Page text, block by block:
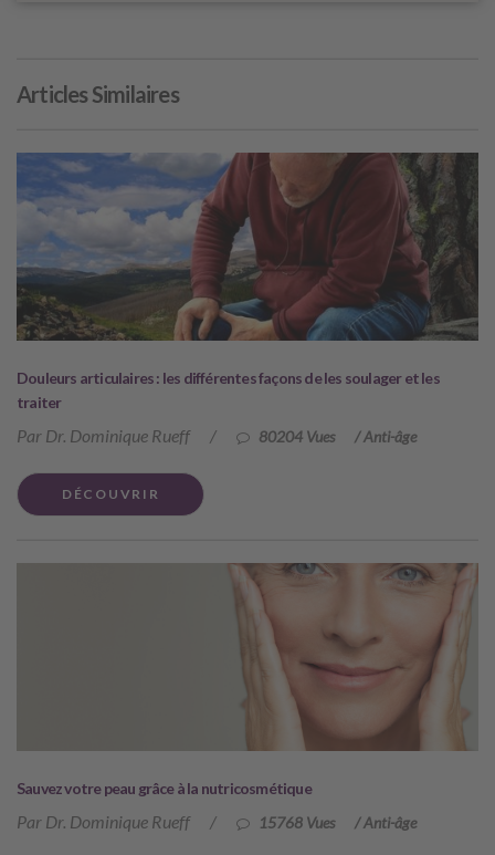
Articles Similaires
Douleurs articulaires : les différentes façons de les soulager et les
traiter
Par Dr. Dominique Rueff / 80204 Vues /Anti-âge
DÉCOUVRIR
Sauvez votre peau grâce à la nutricosmétique
Par Dr. Dominique Rueff / 15768 Vues /Anti-âge